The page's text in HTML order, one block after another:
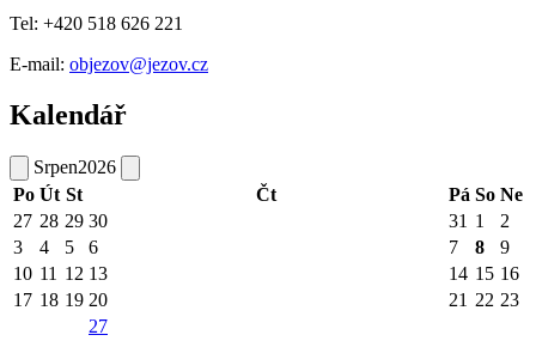
Tel: +420 518 626 221
E-mail: objezov@jezov.cz
Kalendář
Srpen2026
Po Út St Čt Pá So Ne
27 28 29 30 31 1
2
3
4 5 6 7 8
9
10 11 12 13 14 15 16
17 18 19 20 21 22 23
27